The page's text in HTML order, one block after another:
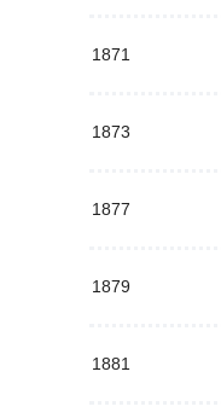
1871
1873
1877
1879
1881